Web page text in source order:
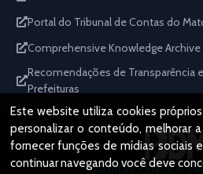
Portal do Tribunal de Contas do
Comprehensive Knowledge Archive
Recomendações de Transparência
Prefeituras
IBDM - Plataforma
Este website utiliza cookies
personalizar o conteúdo, melhorar
fornecer funções de mídias sociais
continuar navegando você deve